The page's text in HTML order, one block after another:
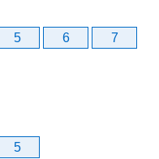
5 6 7
5